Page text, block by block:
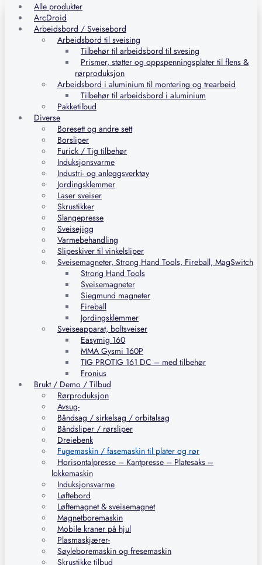
Alle produkter
ArcDroid
Arbeidsbord / Sveisebord
Arbeidsbord til sveising
Tilbehør til arbeidsbord til svesing
Prismer, støtter og oppspenningsplater til flens &
rørproduksjon
Arbeidsbord i aluminium til montering og trearbeid
Tilbehør til arbeidsbord i aluminium
Pakketilbud
Diverse
Boresett og andre sett
Borsliper
Furick / Tig tilbehør
Induksjonsvarme
Industri- og anleggsverktøy
Jordingsklemmer
Laser sveiser
Skrustikker
Slangepresse
Sveisejigg
Varmebehandling
Slipeskiver til vinkelsliper
Sveisemagneter, Strong Hand Tools, Fireball, MagSwitch
Strong Hand Tools
Sveisemagneter
Siegmund magneter
Fireball
Jordingsklemmer
Sveiseapparat, boltsveiser
Easymig 160
MMA Gysmi 160P
TIG PROTIG 161 DC – med tilbehør
Fronius
Brukt / Demo / Tilbud
Rørproduksjon
Avsug-
Båndsag / sirkelsag / orbitalsag
Båndsliper / rørsliper
Dreiebenk
Fugemaskin / fasemaskin til plater og rør
Horisontalpresse – Kantpresse – Platesaks –
lokkemaskin
Induksjonsvarme
Løftebord
Løftemagnet & sveisemagnet
Magnetboremaskin
Mobile kraner på hjul
Plasmaskjærer-
Søyleboremaskin og fresemaskin
Skrustikke tilbud